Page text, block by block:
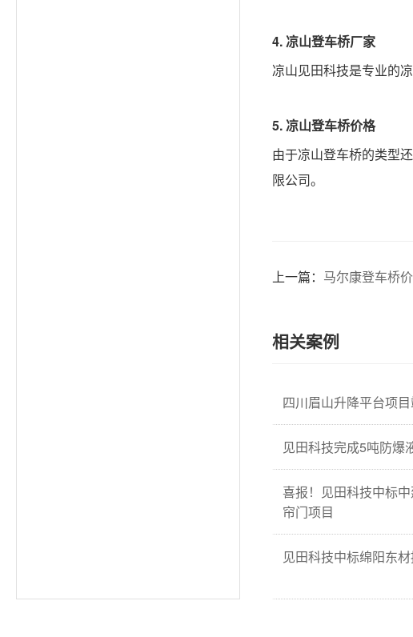
4.凉山登车桥厂家
凉山见田科技是专业的
5.凉山登车桥价格
由于凉山登车桥的类型
限公司。
上一篇： 马尔康登车桥
相关案例
四川眉山升降平台项
见田科技完成5吨防爆
喜报！见田科技中标
帘门项目
见田科技中标绵阳东